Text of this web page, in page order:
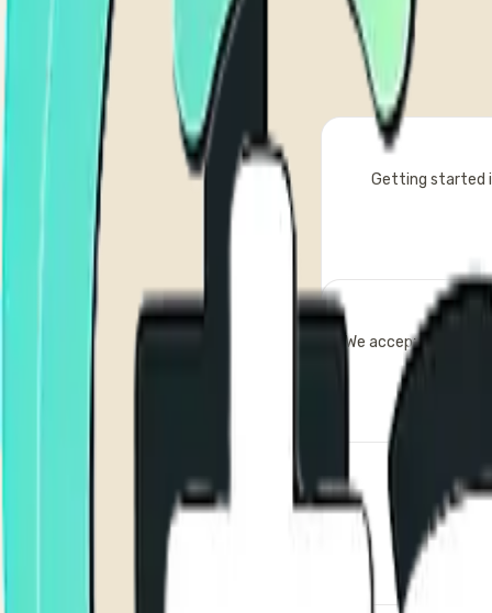
Getting started
We accept all
Yes!